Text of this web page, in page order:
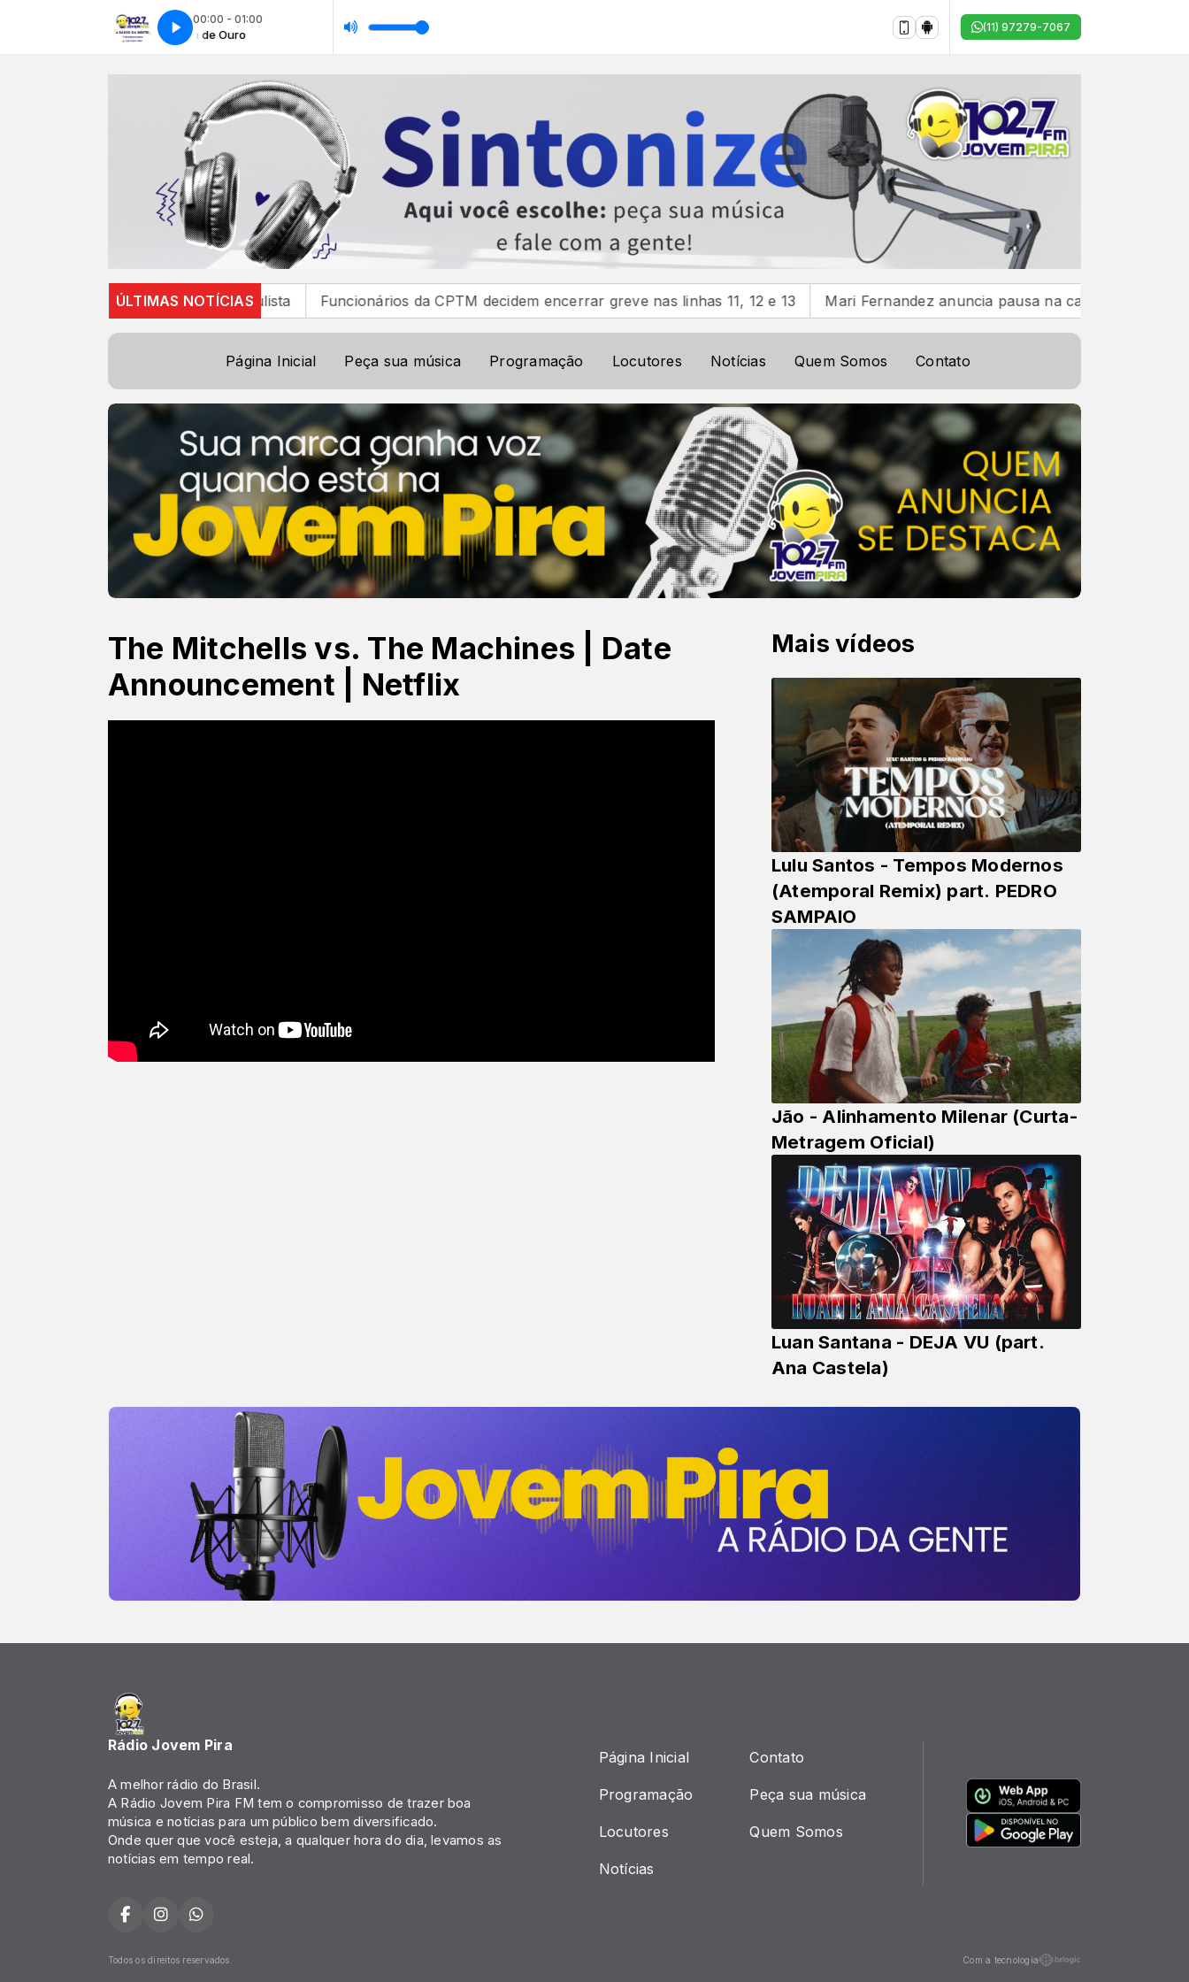
00:00 - 01:00
Era de Ouro
(11) 97279-7067
ÚLTIMAS NOTÍCIAS
para Bragança Paulista Funcionários da CPTM decidem encerrar greve nas linhas 11, 12 e 13 Mari Fernandez anuncia pausa na carreira para viver a
Página Inicial Peça sua música Programação Locutores Notícias Quem Somos Contato
The Mitchells vs. The Machines | Date
Announcement | Netflix
Mais vídeos
Lulu Santos - Tempos Modernos
(Atemporal Remix) part. PEDRO
SAMPAIO
Jão - Alinhamento Milenar (Curta-
Metragem Oficial)
Luan Santana - DEJA VU (part.
Ana Castela)
Rádio Jovem Pira
A melhor rádio do Brasil.
A Rádio Jovem Pira FM tem o compromisso de trazer boa
música e notícias para um público bem diversificado.
Onde quer que você esteja, a qualquer hora do dia, levamos as
notícias em tempo real.
Página Inicial
Programação
Locutores
Notícias
Contato
Peça sua música
Quem Somos
Todos os direitos reservados. Com a tecnologia